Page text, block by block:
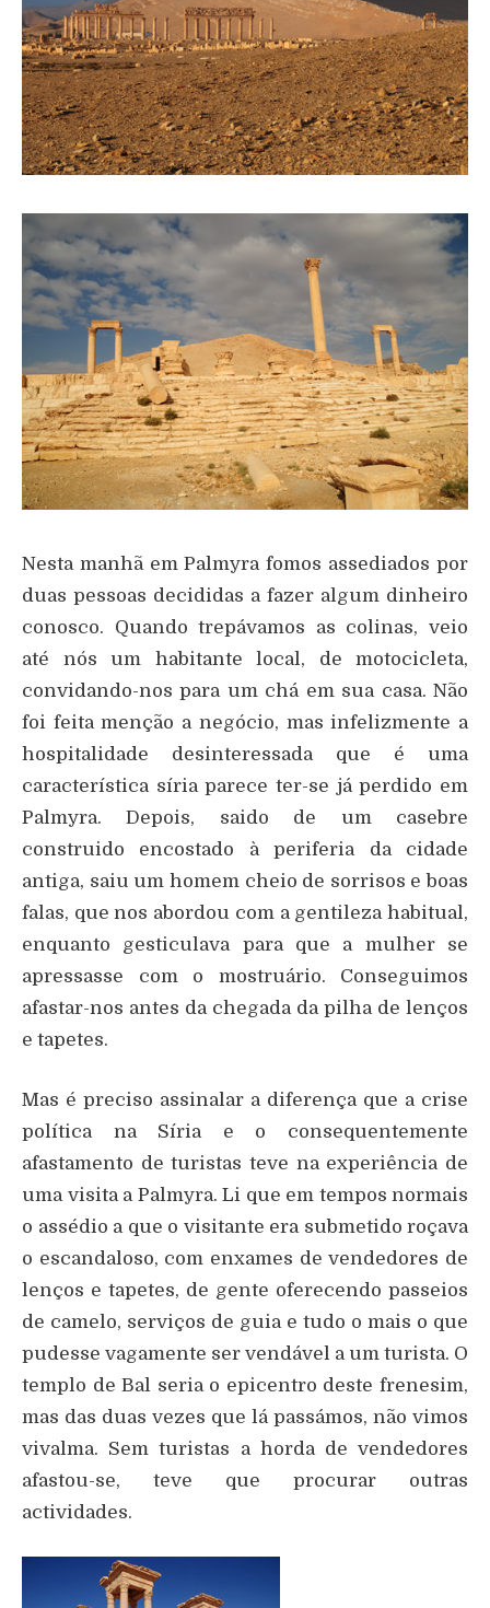
Nesta manhã em Palmyra fomos assediados por
duas pessoas decididas a fazer algum dinheiro
conosco. Quando trepávamos as colinas, veio
até nós um habitante local, de motocicleta,
convidando-nos para um chá em sua casa. Não
foi feita menção a negócio, mas infelizmente a
hospitalidade desinteressada que é uma
característica síria parece ter-se já perdido em
Palmyra. Depois, saido de um casebre
construido encostado à periferia da cidade
antiga, saiu um homem cheio de sorrisos e boas
falas, que nos abordou com a gentileza habitual,
enquanto gesticulava para que a mulher se
apressasse com o mostruário. Conseguimos
afastar-nos antes da chegada da pilha de lenços
e tapetes.
Mas é preciso assinalar a diferença que a crise
política na Síria e o consequentemente
afastamento de turistas teve na experiência de
uma visita a Palmyra. Li que em tempos normais
o assédio a que o visitante era submetido roçava
o escandaloso, com enxames de vendedores de
lenços e tapetes, de gente oferecendo passeios
de camelo, serviços de guia e tudo o mais o que
pudesse vagamente ser vendável a um turista. O
templo de Bal seria o epicentro deste frenesim,
mas das duas vezes que lá passámos, não vimos
vivalma. Sem turistas a horda de vendedores
afastou-se, teve que procurar outras
actividades.